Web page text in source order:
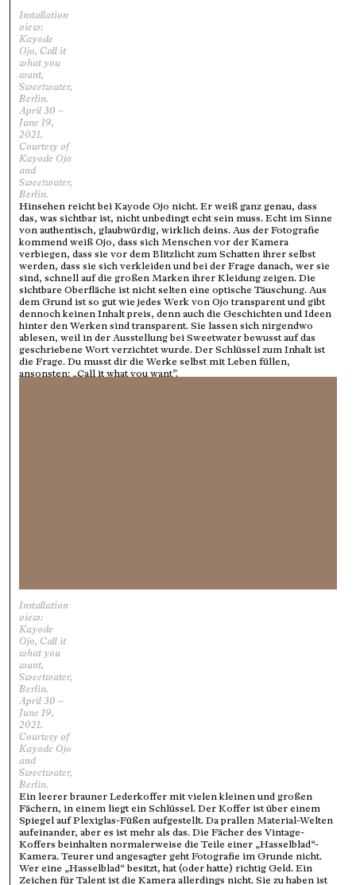
Installation
view:
Kayode
Ojo, Call it
what you
want,
Sweetwater,
Berlin.
April 30 –
June 19,
2021.
Courtesy of
Kayode Ojo
and
Sweetwater,
Berlin.
Hinsehen reicht bei Kayode Ojo nicht. Er weiß ganz genau, dass
das, was sichtbar ist, nicht unbedingt echt sein muss. Echt im Sinne
von authentisch, glaubwürdig, wirklich deins. Aus der Fotografie
kommend weiß Ojo, dass sich Menschen vor der Kamera
verbiegen, dass sie vor dem Blitzlicht zum Schatten ihrer selbst
werden, dass sie sich verkleiden und bei der Frage danach, wer sie
sind, schnell auf die großen Marken ihrer Kleidung zeigen. Die
sichtbare Oberfläche ist nicht selten eine optische Täuschung. Aus
dem Grund ist so gut wie jedes Werk von Ojo transparent und gibt
dennoch keinen Inhalt preis, denn auch die Geschichten und Ideen
hinter den Werken sind transparent. Sie lassen sich nirgendwo
ablesen, weil in der Ausstellung bei Sweetwater bewusst auf das
geschriebene Wort verzichtet wurde. Der Schlüssel zum Inhalt ist
die Frage. Du musst dir die Werke selbst mit Leben füllen,
ansonsten: „Call it what you want”.
Installation
view:
Kayode
Ojo, Call it
what you
want,
Sweetwater,
Berlin.
April 30 –
June 19,
2021.
Courtesy of
Kayode Ojo
and
Sweetwater,
Berlin.
Ein leerer brauner Lederkoffer mit vielen kleinen und großen
Fächern, in einem liegt ein Schlüssel. Der Koffer ist über einem
Spiegel auf Plexiglas-Füßen aufgestellt. Da prallen Material-Welten
aufeinander, aber es ist mehr als das. Die Fächer des Vintage-
Koffers beinhalten normalerweise die Teile einer „Hasselblad“-
Kamera. Teurer und angesagter geht Fotografie im Grunde nicht.
Wer eine „Hasselblad“ besitzt, hat (oder hatte) richtig Geld. Ein
Zeichen für Talent ist die Kamera allerdings nicht. Sie zu haben ist